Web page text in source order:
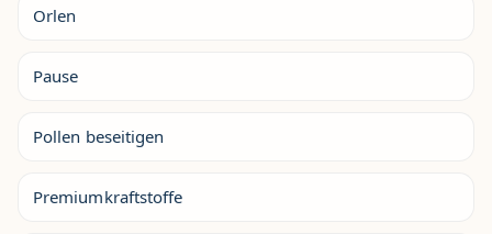
Orlen
Pause
Pollen beseitigen
Premiumkraftstoffe